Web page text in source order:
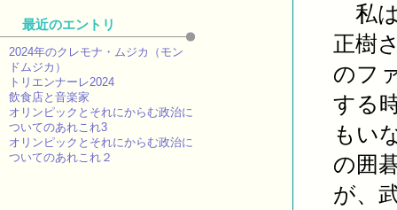
私
正樹
のフ
する
もい
の囲
が、
最近のエントリ
2024年のクレモナ・ムジカ（モン
ドムジカ）
トリエンナーレ2024
飲食店と音楽家
オリンピックとそれにからむ政治に
ついてのあれこれ3
オリンピックとそれにからむ政治に
ついてのあれこれ２